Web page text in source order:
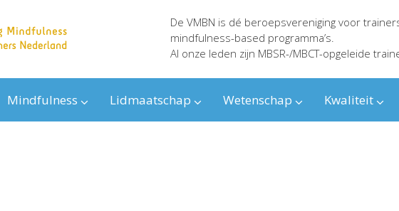
De VMBN is dé beroepsvereniging voor
mindfulness-based programma’s.
Al onze leden zijn MBSR-/MBCT-opgeleide
Mindfulness Lidmaatschap Wetenschap Kwaliteit